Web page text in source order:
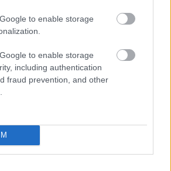
to enable storage
to enable storage
including authentication
fraud prevention, and other
– galéria